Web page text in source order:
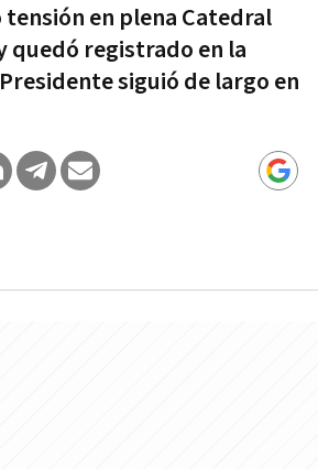
tensión en plena Catedral
quedó registrado en la
siguió de largo en